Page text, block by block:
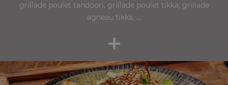
grillade poulet tandoori, grillade poulet tikka, grillade
agneau tikka, ...
+